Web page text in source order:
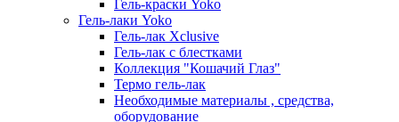
Гель-краски Yoko
Гель-лаки Yoko
Гель-лак Xclusive
Гель-лак с блестками
Коллекция "Кошачий Глаз"
Термо гель-лак
Необходимые материалы , средства,
оборудование